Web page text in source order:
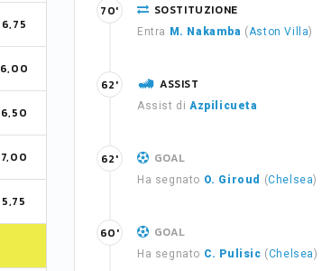
6,75
6,00
6,50
7,00
5,75
SOSTITUZIONE
Entra M. Nakamba (Aston Villa)
70'
ASSIST
Assist di Azpilicueta
62'
GOAL
Ha segnato O. Giroud (Chelsea)
62'
GOAL
Ha segnato C. Pulisic (Chelsea)
60'